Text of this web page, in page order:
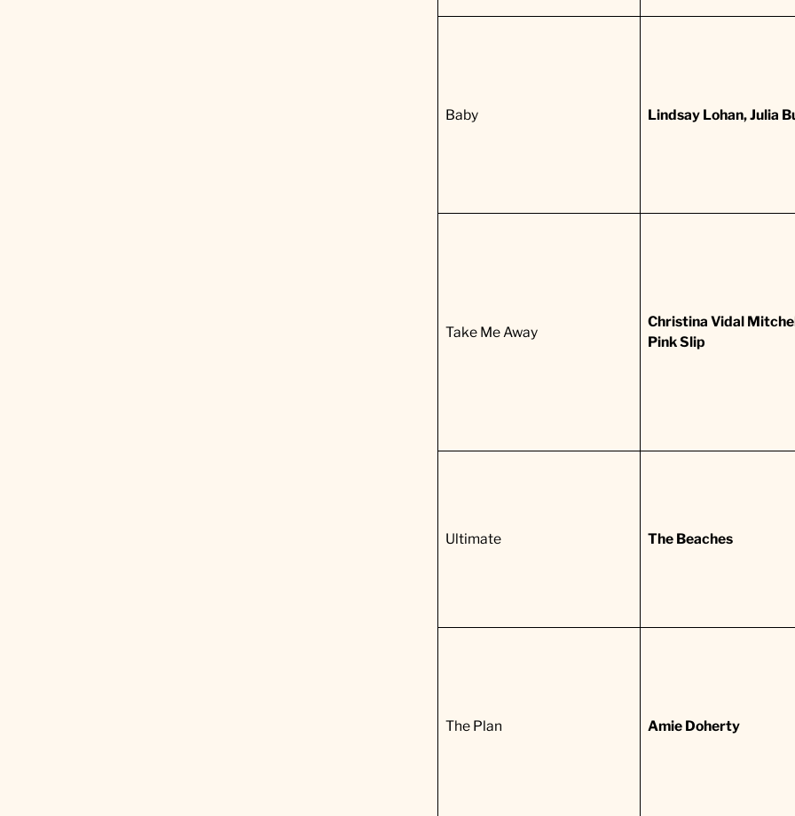
Baby Lindsay Lohan, Julia
Take Me Away
Christina Vidal
Pink Slip
Ultimate The Beaches
The Plan Amie Doherty